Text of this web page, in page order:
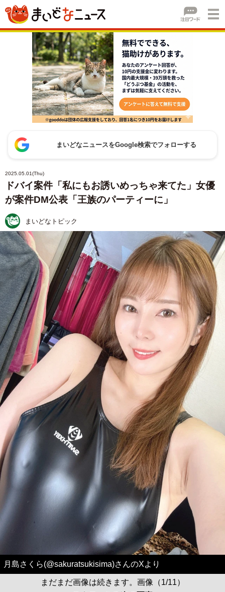
まいどなニュースをGoogle検索でフォローする
2025.05.01(Thu)
ドバイ案件「私にもお誘いめっちゃ来てた」女優
が案件DM公表「王族のパーティーに」
まいどなトピック
月島さくら(@sakuratsukisima)さんのXより
まだまだ画像は続きます。画像（1/11）